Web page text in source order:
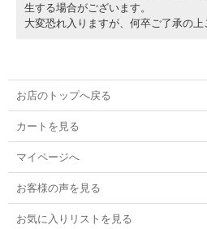
生する場合がございます。
大変恐れ入りますが、何卒ご了承の上
お店のトップへ戻る
カートを見る
マイページへ
お客様の声を見る
お気に入りリストを見る